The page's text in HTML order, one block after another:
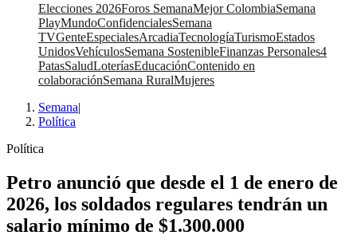
Elecciones 2026Foros SemanaMejor ColombiaSemana
PlayMundoConfidencialesSemana
TVGenteEspecialesArcadiaTecnologíaTurismoEstados
UnidosVehículosSemana SostenibleFinanzas Personales4
PatasSaludLoteríasEducaciónContenido en
colaboraciónSemana RuralMujeres
Semana|
Política
Política
Petro anunció que desde el 1 de enero de
2026, los soldados regulares tendrán un
salario mínimo de $1.300.000